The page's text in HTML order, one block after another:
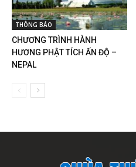
THÔNG BÁO
CHƯƠNG TRÌNH HÀNH
HƯƠNG PHẬT TÍCH ẤN ĐỘ –
NEPAL